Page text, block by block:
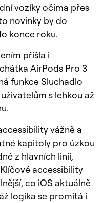
vozíky očima přes
novinky by do
konce roku.
přišla i
AirPods Pro 3
funkce Sluchadlo
s lehkou až
vážně a
kapitoly pro úzkou
z hlavních linií,
accessibility
co iOS aktuálně
logika se promítá i